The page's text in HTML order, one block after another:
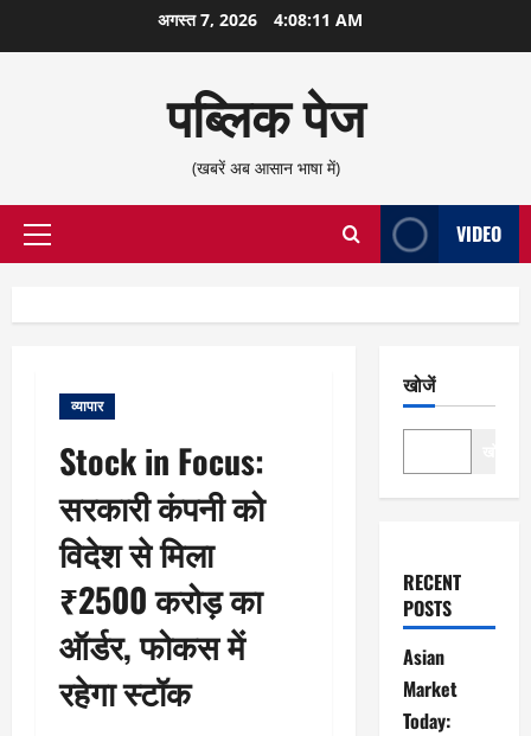
सामग्री
अगस्त 7, 2026 4:08:11 AM
पब्लिक पेज
(खबरें अब आसान भाषा में)
प्राथमिक
VIDEO
व्यापार
Stock in Focus:
सरकारी कंपनी को
विदेश से मिला
₹2500 करोड़ का
ऑर्डर, फोकस में
रहेगा स्टॉक
खोजें
RECENT
POSTS
Asian
Market
Today: